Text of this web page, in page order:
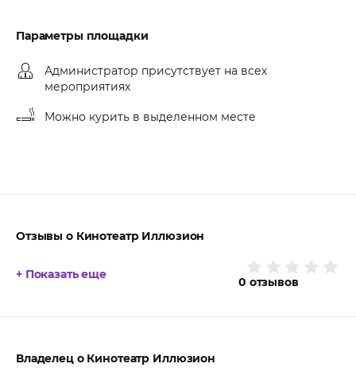
Параметры площадки
Администратор присутствует на всех
мероприятиях
Можно курить в выделенном месте
Отзывы о Кинотеатр Иллюзион
0 отзывов
+ Показать еще
Владелец о Кинотеатр Иллюзион